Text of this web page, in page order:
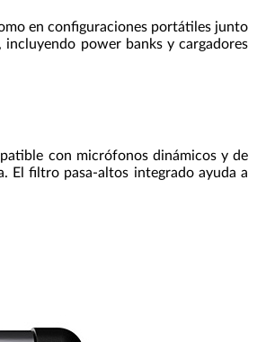
en configuraciones portátiles junto
power banks y cargadores
con micrófonos dinámicos y de
El filtro pasa-altos integrado ayuda a